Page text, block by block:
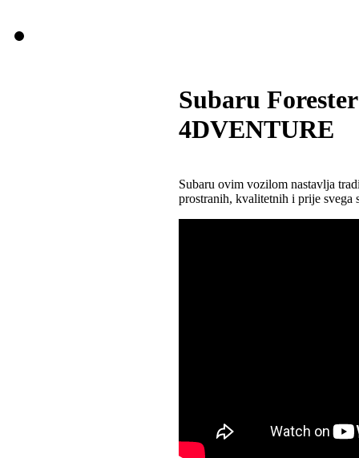
Subaru
4DVENTURE
Subaru ovim vozilom nastavlja
prostranih, kvalitetnih i prije svega